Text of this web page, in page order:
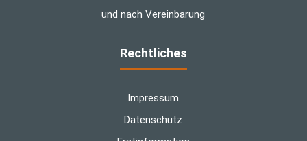
und nach Vereinbarung
Rechtliches
Impressum
Datenschutz